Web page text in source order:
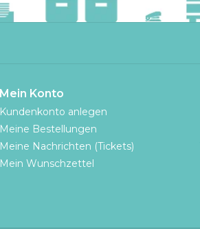
Mein Konto
Kundenkonto anlegen
Meine Bestellungen
Meine Nachrichten (Tickets)
Mein Wunschzettel